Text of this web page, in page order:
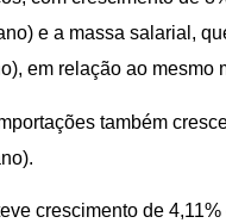
e a massa salarial,
em relação ao mesmo
também
crescimento de